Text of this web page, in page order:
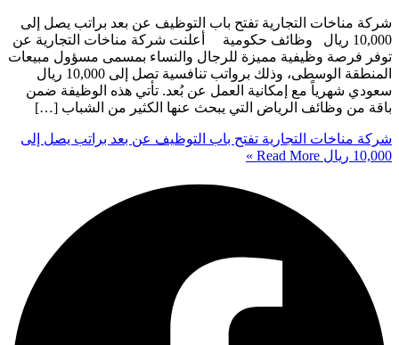
شركة مناخات التجارية تفتح باب التوظيف عن بعد براتب يصل إلى
10,000 ريال وظائف حكومية أعلنت شركة مناخات التجارية عن
توفر فرصة وظيفية مميزة للرجال والنساء بمسمى مسؤول مبيعات
المنطقة الوسطى، وذلك برواتب تنافسية تصل إلى 10,000 ريال
سعودي شهرياً مع إمكانية العمل عن بُعد. تأتي هذه الوظيفة ضمن
باقة من وظائف الرياض التي يبحث عنها الكثير من الشباب […]
شركة مناخات التجارية تفتح باب التوظيف عن بعد براتب يصل إلى
10,000 ريال